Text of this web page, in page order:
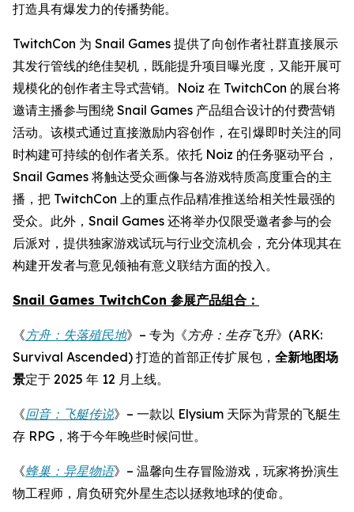
打造具有爆发力的传播势能。
TwitchCon 为 Snail Games 提供了向创作者社群直接展示
其发行管线的绝佳契机，既能提升项目曝光度，又能开展可
规模化的创作者主导式营销。Noiz 在 TwitchCon 的展台将
邀请主播参与围绕 Snail Games 产品组合设计的付费营销
活动。该模式通过直接激励内容创作，在引爆即时关注的同
时构建可持续的创作者关系。依托 Noiz 的任务驱动平台，
Snail Games 将触达受众画像与各游戏特质高度重合的主
播，把 TwitchCon 上的重点作品精准推送给相关性最强的
受众。此外，Snail Games 还将举办仅限受邀者参与的会
后派对，提供独家游戏试玩与行业交流机会，充分体现其在
构建开发者与意见领袖有意义联结方面的投入。
Snail Games TwitchCon 参展产品组合：
《方舟：失落殖民地》– 专为《方舟：生存飞升》(ARK:
Survival Ascended) 打造的首部正传扩展包， 全新地图场
景定于 2025 年 12 月上线。
《回音：飞艇传说》– 一款以 Elysium 天际为背景的飞艇生
存 RPG，将于今年晚些时候问世。
《蜂巢：异星物语》– 温馨向生存冒险游戏，玩家将扮演生
物工程师，肩负研究外星生态以拯救地球的使命。